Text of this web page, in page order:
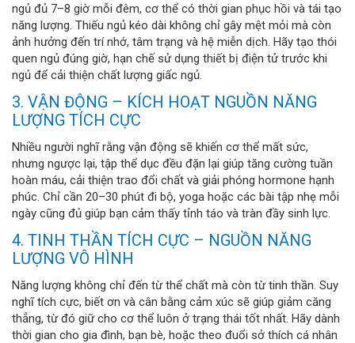
ngủ đủ 7–8 giờ mỗi đêm, cơ thể có thời gian phục hồi và tái tạo
năng lượng. Thiếu ngủ kéo dài không chỉ gây mệt mỏi mà còn
ảnh hưởng đến trí nhớ, tâm trạng và hệ miễn dịch. Hãy tạo thói
quen ngủ đúng giờ, hạn chế sử dụng thiết bị điện tử trước khi
ngủ để cải thiện chất lượng giấc ngủ.
3. VẬN ĐỘNG – KÍCH HOẠT NGUỒN NĂNG
LƯỢNG TÍCH CỰC
Nhiều người nghĩ rằng vận động sẽ khiến cơ thể mất sức,
nhưng ngược lại, tập thể dục đều đặn lại giúp tăng cường tuần
hoàn máu, cải thiện trao đổi chất và giải phóng hormone hạnh
phúc. Chỉ cần 20–30 phút đi bộ, yoga hoặc các bài tập nhẹ mỗi
ngày cũng đủ giúp bạn cảm thấy tỉnh táo và tràn đầy sinh lực.
4. TINH THẦN TÍCH CỰC – NGUỒN NĂNG
LƯỢNG VÔ HÌNH
Năng lượng không chỉ đến từ thể chất mà còn từ tinh thần. Suy
nghĩ tích cực, biết ơn và cân bằng cảm xúc sẽ giúp giảm căng
thẳng, từ đó giữ cho cơ thể luôn ở trạng thái tốt nhất. Hãy dành
thời gian cho gia đình, bạn bè, hoặc theo đuổi sở thích cá nhân